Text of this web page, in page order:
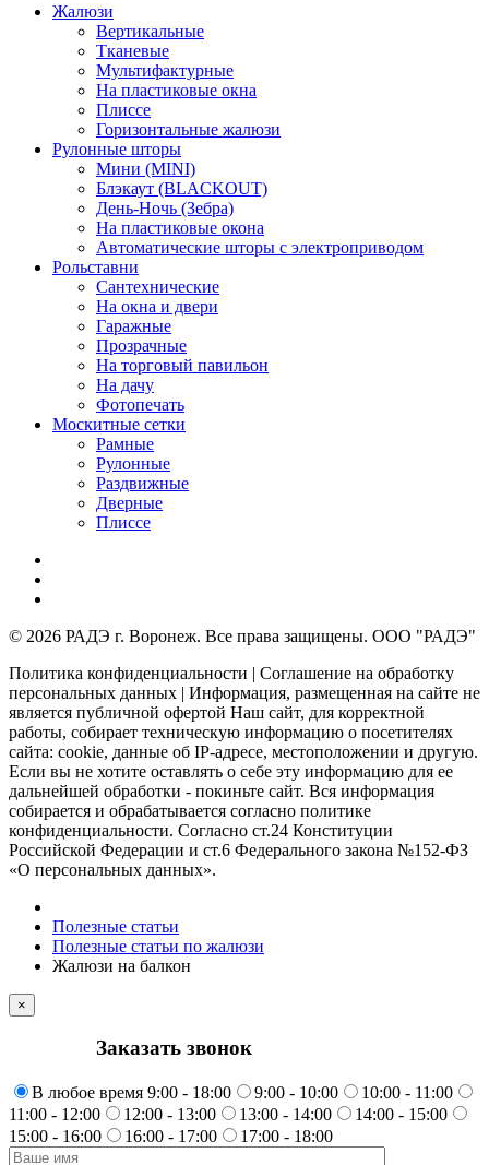
Жалюзи
Вертикальные
Тканевые
Мультифактурные
На пластиковые окна
Плиссе
Горизонтальные жалюзи
Рулонные шторы
Мини (MINI)
Блэкаут (BLACKOUT)
День-Ночь (Зебра)
На пластиковые окона
Автоматические шторы с электроприводом
Рольставни
Сантехнические
На окна и двери
Гаражные
Прозрачные
На торговый павильон
На дачу
Фотопечать
Москитные сетки
Рамные
Рулонные
Раздвижные
Дверные
Плиссе
© 2026 РАДЭ г. Воронеж. Все права защищены. ООО "РАДЭ"
Политика конфиденциальности | Соглашение на обработку
персональных данных | Информация, размещенная на сайте не
является публичной офертой Наш сайт, для корректной
работы, собирает техническую информацию о посетителях
сайта: cookie, данные об IP-адресе, местоположении и другую.
Если вы не хотите оставлять о себе эту информацию для ее
дальнейшей обработки - покиньте сайт. Вся информация
собирается и обрабатывается согласно политике
конфиденциальности. Согласно ст.24 Конституции
Российской Федерации и ст.6 Федерального закона №152-ФЗ
«О персональных данных».
Полезные статьи
Полезные статьи по жалюзи
Жалюзи на балкон
×
Заказать звонок
В любое время 9:00 - 18:00 9:00 - 10:00
10:00 - 11:00
11:00 - 12:00
12:00 - 13:00 13:00 - 14:00
14:00 - 15:00
15:00 - 16:00
16:00 - 17:00 17:00 - 18:00